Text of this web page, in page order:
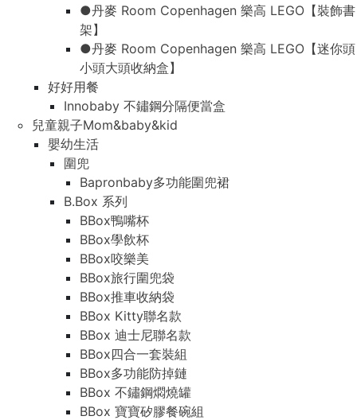
●丹麥 Room Copenhagen 樂高 LEGO【裝飾書
架】
●丹麥 Room Copenhagen 樂高 LEGO【迷你頭
小頭大頭收納盒】
好好用餐
Innobaby 不鏽鋼分隔便當盒
兒童親子Mom&baby&kid
嬰幼生活
圍兜
Bapronbaby多功能圍兜裙
B.Box 系列
BBox鴨嘴杯
BBox學飲杯
BBox咬樂美
BBox旅行圍兜袋
BBox推車收納袋
BBox Kitty聯名款
BBox 迪士尼聯名款
BBox四合一套裝組
BBox多功能防掉鏈
BBox 不鏽鋼燜燒罐
BBox 寶寶矽膠餐碗組